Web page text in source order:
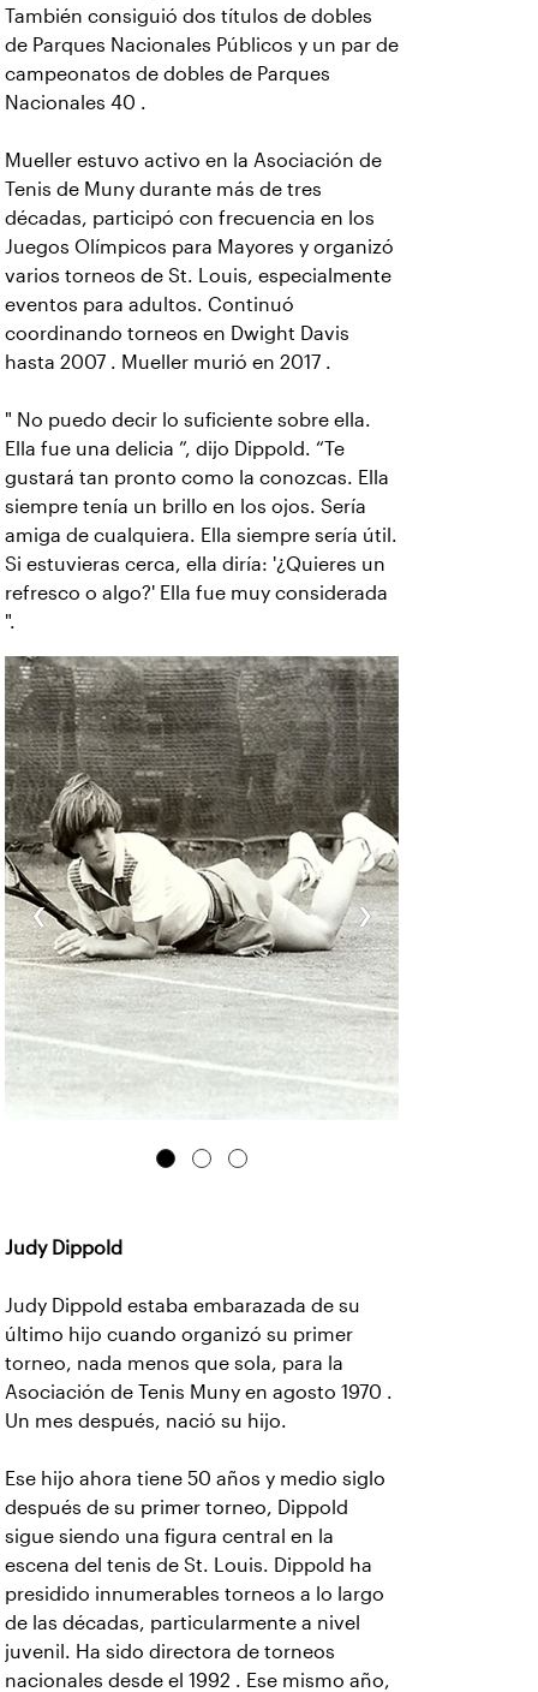
También consiguió dos títulos de dobles
de Parques Nacionales Públicos y un par de
campeonatos de dobles de Parques
Nacionales 40 .
Mueller estuvo activo en la Asociación de
Tenis de Muny durante más de tres
décadas, participó con frecuencia en los
Juegos Olímpicos para Mayores y organizó
varios torneos de St. Louis, especialmente
eventos para adultos. Continuó
coordinando torneos en Dwight Davis
hasta 2007 . Mueller murió en 2017 .
" No puedo decir lo suficiente sobre ella.
Ella fue una delicia ”, dijo Dippold. “Te
gustará tan pronto como la conozcas. Ella
siempre tenía un brillo en los ojos. Sería
amiga de cualquiera. Ella siempre sería útil.
Si estuvieras cerca, ella diría: '¿Quieres un
refresco o algo?' Ella fue muy considerada
".
‹ ›
Judy Dippold
Judy Dippold estaba embarazada de su
último hijo cuando organizó su primer
torneo, nada menos que sola, para la
Asociación de Tenis Muny en agosto 1970 .
Un mes después, nació su hijo.
Ese hijo ahora tiene 50 años y medio siglo
después de su primer torneo, Dippold
sigue siendo una figura central en la
escena del tenis de St. Louis. Dippold ha
presidido innumerables torneos a lo largo
de las décadas, particularmente a nivel
juvenil. Ha sido directora de torneos
nacionales desde el 1992 . Ese mismo año,